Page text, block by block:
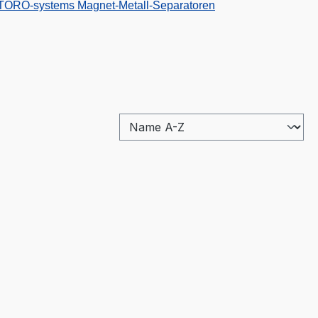
systems Magnet-Metall-Separatoren